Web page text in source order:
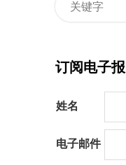
订阅电子报
姓名
电子邮件